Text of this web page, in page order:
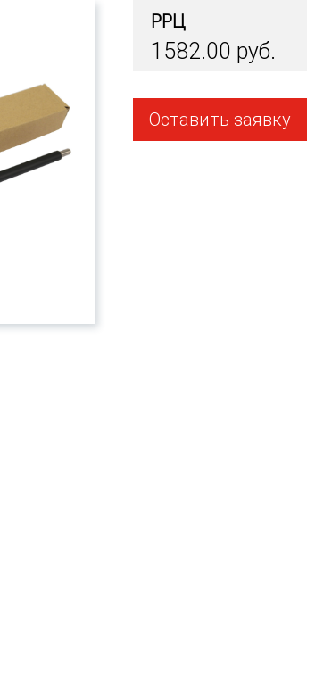
РРЦ
1582.00 руб.
Оставить заявку